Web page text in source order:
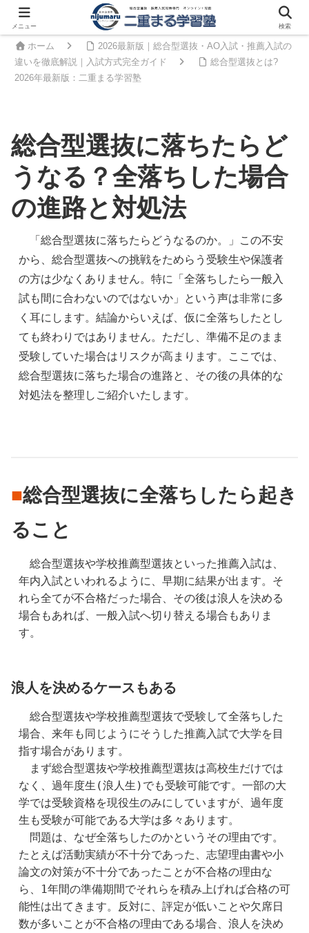
ホーム
2026最新版｜総合型選抜・AO入試・推薦入試の
違いを徹底解説｜入試方式完全ガイド
総合型選抜とは?
2026年最新版：二重まる学習塾
総合型選抜に落ちたらど
うなる？全落ちした場合
の進路と対処法
「総合型選抜に落ちたらどうなるのか。」この不安
から、総合型選抜への挑戦をためらう受験生や保護者
の方は少なくありません。特に「全落ちしたら一般入
試も間に合わないのではないか」という声は非常に多
く耳にします。結論からいえば、仮に全落ちしたとし
ても終わりではありません。ただし、準備不足のまま
受験していた場合はリスクが高まります。ここでは、
総合型選抜に落ちた場合の進路と、その後の具体的な
対処法を整理しご紹介いたします。
■総合型選抜に全落ちしたら起き
ること
総合型選抜や学校推薦型選抜といった推薦入試は、
年内入試といわれるように、早期に結果が出ます。そ
れら全てが不合格だった場合、その後は浪人を決める
場合もあれば、一般入試へ切り替える場合もありま
す。
浪人を決めるケースもある
総合型選抜や学校推薦型選抜で受験して全落ちした
場合、来年も同じようにそうした推薦入試で大学を目
指す場合があります。
まず総合型選抜や学校推薦型選抜は高校生だけでは
なく、過年度生(浪人生)でも受験可能です。一部の大
学では受験資格を現役生のみにしていますが、過年度
生も受験が可能である大学は多々あります。
問題は、なぜ全落ちしたのかというその理由です。
たとえば活動実績が不十分であった、志望理由書や小
論文の対策が不十分であったことが不合格の理由な
ら、1年間の準備期間でそれらを積み上げれば合格の可
能性は出てきます。反対に、評定が低いことや欠席日
数が多いことが不合格の理由である場合、浪人を決め
メニュー 検索